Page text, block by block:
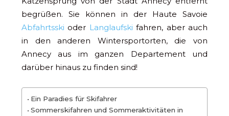
begrüßen. Sie können in der Haute Savoie
Abfahrtsski oder Langlaufski fahren, aber auch
in den anderen Wintersportorten, die von
Annecy aus im ganzen Departement und
darüber hinaus zu finden sind!
Ein Paradies für Skifahrer
Sommerskifahren und Sommeraktivitäten in